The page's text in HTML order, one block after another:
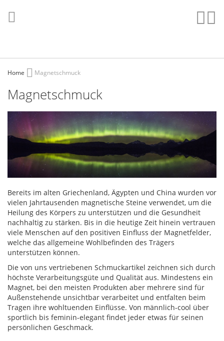
zum
Inhalt
Home Magnetschmuck
Magnetschmuck
Bereits im alten Griechenland, Ägypten und China wurden vor
vielen Jahrtausenden magnetische Steine verwendet, um die
Heilung des Körpers zu unterstützen und die Gesundheit
nachhaltig zu stärken. Bis in die heutige Zeit hinein vertrauen
viele Menschen auf den positiven Einfluss der Magnetfelder,
welche das allgemeine Wohlbefinden des Trägers
unterstützen können.
Die von uns vertriebenen Schmuckartikel zeichnen sich durch
höchste Verarbeitungsgüte und Qualität aus. Mindestens ein
Magnet, bei den meisten Produkten aber mehrere sind für
Außenstehende unsichtbar verarbeitet und entfalten beim
Tragen ihre wohltuenden Einflüsse. Von männlich-cool über
sportlich bis feminin-elegant findet jeder etwas für seinen
persönlichen Geschmack.